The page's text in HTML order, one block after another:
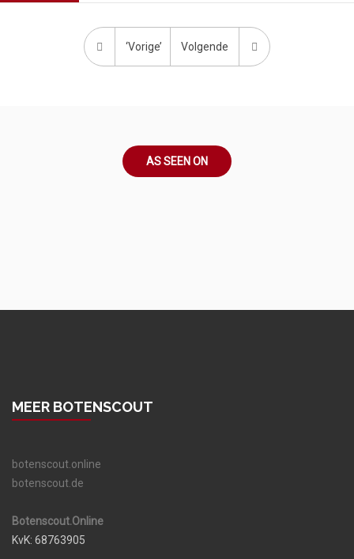
‘Vorige’ Volgende
AS SEEN ON
MEER BOTENSCOUT
botenscout.online
botenscout.de
Botenscout.Online
KvK: 68763905